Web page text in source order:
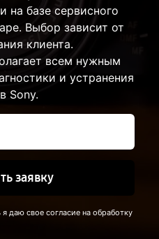
на базе сервисного
Выбор зависит от
клиента.
всем нужным
и устранения
Sony.
заявку
даю свое согласие на обработку